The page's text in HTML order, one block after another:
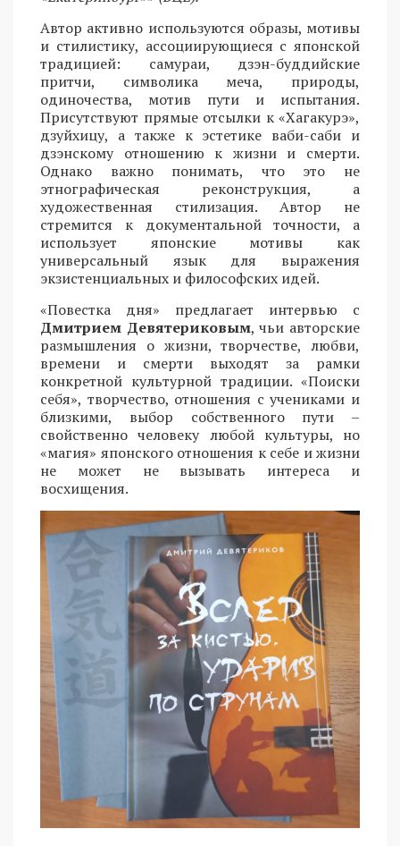
Автор активно используются образы, мотивы
и стилистику, ассоциирующиеся с японской
традицией: самураи, дзэн-буддийские
притчи, символика меча, природы,
одиночества, мотив пути и испытания.
Присутствуют прямые отсылки к «Хагакурэ»,
дзуйхицу, а также к эстетике ваби-саби и
дзэнскому отношению к жизни и смерти.
Однако важно понимать, что это не
этнографическая реконструкция, а
художественная стилизация. Автор не
стремится к документальной точности, а
использует японские мотивы как
универсальный язык для выражения
экзистенциальных и философских идей.
«Повестка дня» предлагает интервью с
Дмитрием Девятериковым, чьи авторские
размышления о жизни, творчестве, любви,
времени и смерти выходят за рамки
конкретной культурной традиции. «Поиски
себя», творчество, отношения с учениками и
близкими, выбор собственного пути –
свойственно человеку любой культуры, но
«магия» японского отношения к себе и жизни
не может не вызывать интереса и
восхищения.